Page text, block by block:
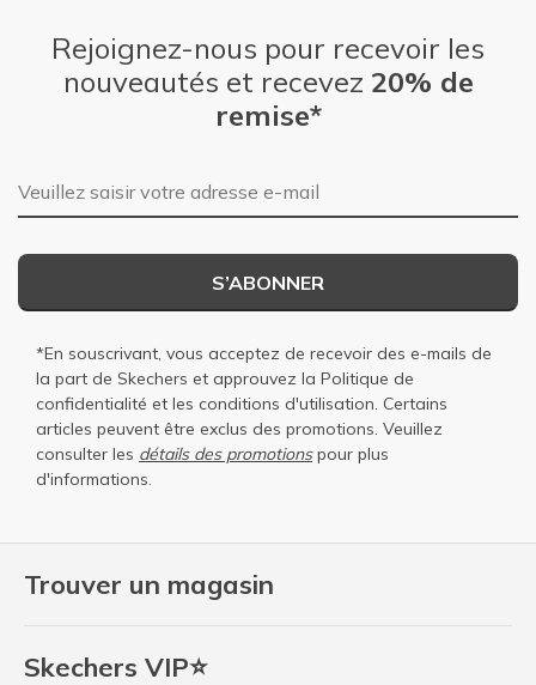
Trouver un magasin
Skechers VIP⭐
Rejoignez-nous pour recevoir les
nouveautés et recevez 20% de
remise*
Adresse e-mail
S’ABONNER
*En souscrivant, vous acceptez de recevoir des e-mails de
la part de Skechers et approuvez la Politique de
confidentialité et les conditions d'utilisation. Certains
articles peuvent être exclus des promotions. Veuillez
consulter les détails des promotionspour plus
d'informations.